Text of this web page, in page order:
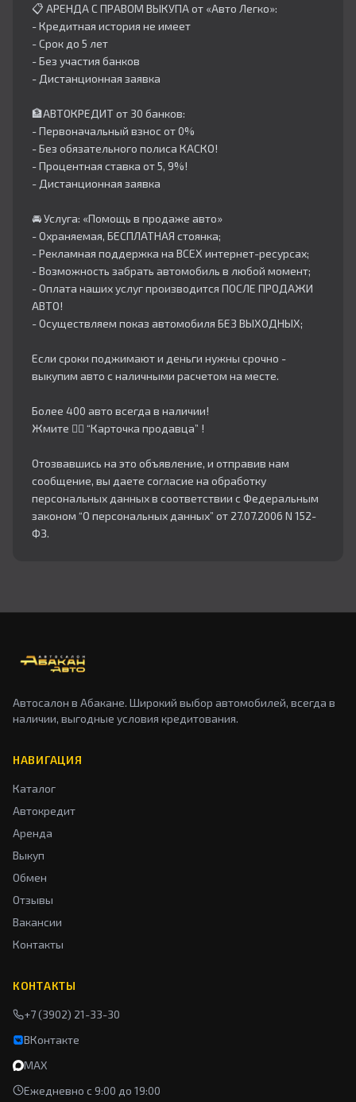
📋 АРЕНДА С ПРАВОМ ВЫКУПА от «Авто Легко»:
- Кредитная история не имеет
- Срок до 5 лет
- Без участия банков
- Дистанционная заявка
🏦АВТОКРЕДИТ от 30 банков:
- Первоначальный взнос от 0%
- Без обязательного полиса КАСКО!
- Процентная ставка от 5, 9%!
- Дистанционная заявка
🚘 Услуга: «Помощь в продаже авто»
- Охраняемая, БЕСПЛАТНАЯ стоянка;
- Рекламная поддержка на ВСЕХ интернет-ресурсах;
- Возможность забрать автомобиль в любой момент;
- Оплата наших услуг производится ПОСЛЕ ПРОДАЖИ
АВТО!
- Осуществляем показ автомобиля БЕЗ ВЫХОДНЫХ;
Если сроки поджимают и деньги нужны срочно -
выкупим авто с наличными расчетом на месте.
Более 400 авто всегда в наличии!
Жмите 👇🏻 “Карточка продавца” !
Отозвавшись на это объявление, и отправив нам
сообщение, вы даете согласие на обработку
персональных данных в соответствии с Федеральным
законом “О персональных данных” от 27.07.2006 N 152-
ФЗ.
Автосалон в Абакане. Широкий выбор автомобилей, всегда в
наличии, выгодные условия кредитования.
НАВИГАЦИЯ
Каталог
Автокредит
Аренда
Выкуп
Обмен
Отзывы
Вакансии
Контакты
КОНТАКТЫ
+7 (3902) 21-33-30
ВКонтакте
MAX
Ежедневно с 9:00 до 19:00